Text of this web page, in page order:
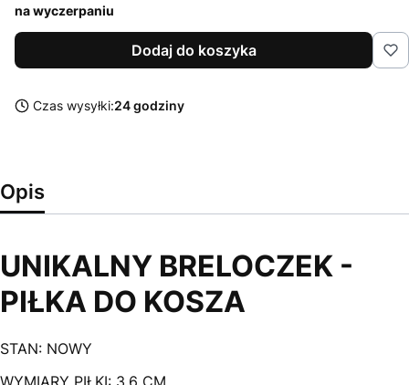
na wyczerpaniu
Dodaj do koszyka
Czas wysyłki:24 godziny
Opis
UNIKALNY BRELOCZEK -
PIŁKA DO KOSZA
STAN: NOWY
WYMIARY PIŁKI: 3,6 CM